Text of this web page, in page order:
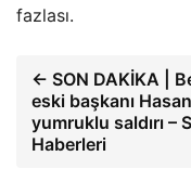
fazlası.
← SON DAKİKA |
eski başkanı
yumruklu saldırı –
Haberleri